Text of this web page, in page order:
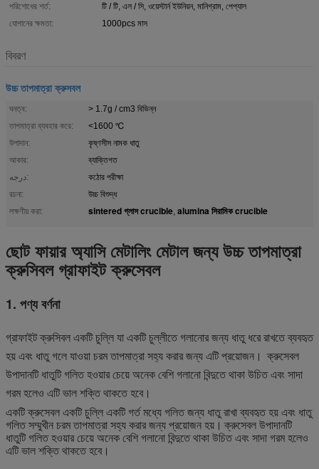
পরিশোধের শর্ত:
টি / টি, এল / সি, ওয়েস্টার্ন ইউনিয়ন, মানিগ্রাম, পেপ্যাল
যোগানের ক্ষমতা:
1000pcs মাস
বিবরণ
উচ্চ তাপমাত্রা ক্রুসবল
ঘনত্ব:
> 1.7g / cm3 বিভিন্ন
তাপমাত্রা ব্যবহার করে:
<1600 ℃
উপাদান:
কৃষ্ণসীস নামক ধাতু
আকার:
ব্যাক্তিগত
درجه:
কঠোর পরীক্ষা
রচনা:
উচ্চ বিশুদ্ধ
লক্ষণীয় করা:
sintered গ্লাস crucible, alumina সিরামিক crucible
ছোট ফায়ার অ্যাসি মেটালিং মেটাল জন্য উচ্চ তাপমাত্রা
ক্রুসিবল গ্রাফাইট ক্রুসেবল
1. পণ্য বর্ণনা
গ্রাফাইট ক্রুসিবল একটি চুল্লি যা একটি চুল্লীতে গলানোর জন্য ধাতু ধরে রাখতে ব্যবহৃত
হয় এবং ধাতু গলে যাওয়া চরম তাপমাত্রা সহ্য করার জন্য এটি প্রয়োজন। ক্রুসেবল
উপাদানটি ধাতুটি গলিত হওয়ার চেয়ে অনেক বেশি গলানো বিন্দুতে থাকা উচিত এবং সাদা
গরম হলেও এটি ভাল শক্তি থাকতে হবে।
একটি ক্রুসেবল একটি চুল্লি একটি গর্ত মধ্যে গলিত জন্য ধাতু রাখা ব্যবহৃত হয় এবং ধাতু
গলিত সম্মুখীন চরম তাপমাত্রা সহ্য করার জন্য প্রয়োজন হয়। ক্রুসেবল উপাদানটি
ধাতুটি গলিত হওয়ার চেয়ে অনেক বেশি গলানো বিন্দুতে থাকা উচিত এবং সাদা গরম হলেও
এটি ভাল শক্তি থাকতে হবে।